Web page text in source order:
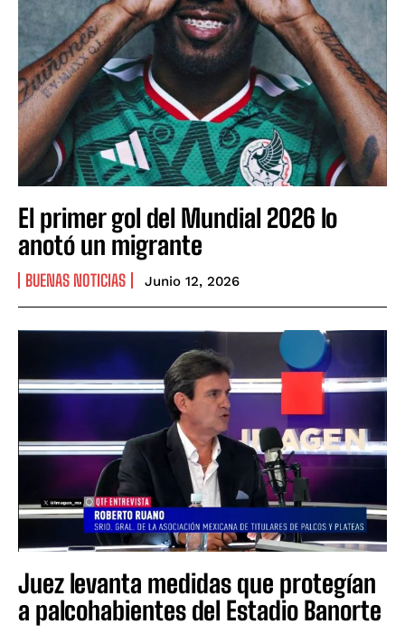
El primer gol del Mundial 2026 lo
anotó un migrante
BUENAS NOTICIAS Junio 12, 2026
Juez levanta medidas que protegían
a palcohabientes del Estadio Banorte